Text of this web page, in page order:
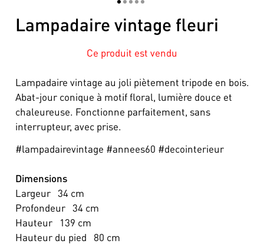
12345
Lampadaire vintage fleuri
Ce produit est vendu
Lampadaire vintage au joli piètement tripode en bois.
Abat-jour conique à motif floral, lumière douce et
chaleureuse. Fonctionne parfaitement, sans
interrupteur, avec prise.
#lampadairevintage #annees60 #decointerieur
Dimensions
Largeur 34 cm
Profondeur 34 cm
Hauteur
139 cm
Hauteur du pied
80 cm